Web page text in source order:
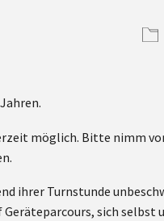
möglich. Bitte nimm
ihrer Turnstunde
Geräteparcours, sich